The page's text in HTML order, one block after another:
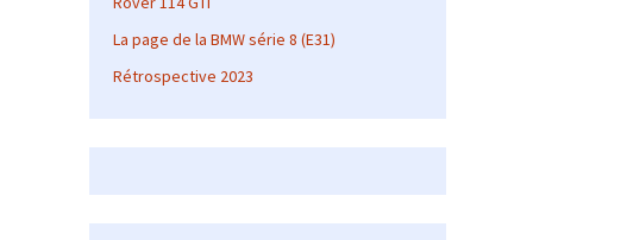
La page de la BMW série 8 (E31)
Rétrospective 2023